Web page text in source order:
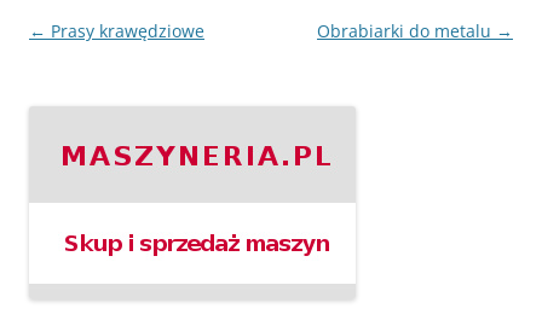
Nawigacja
← Prasy krawędziowe Obrabiarki do metalu →